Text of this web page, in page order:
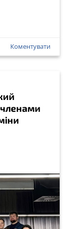
Коментувати
членами